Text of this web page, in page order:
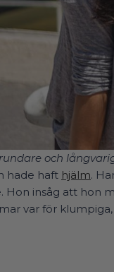
och
hade haft hjälm.
Hon insåg att hon
var för